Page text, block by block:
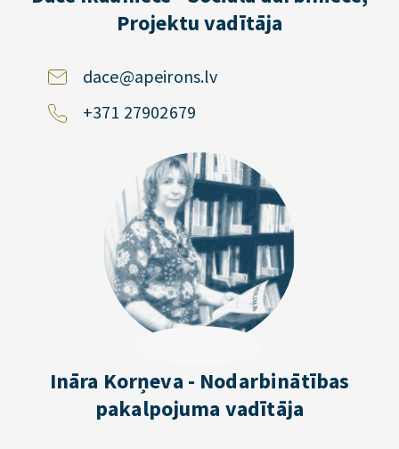
Projektu vadītāja
dace@apeirons.lv
+371 27902679
Ināra Korņeva - Nodarbinātības
pakalpojuma vadītāja